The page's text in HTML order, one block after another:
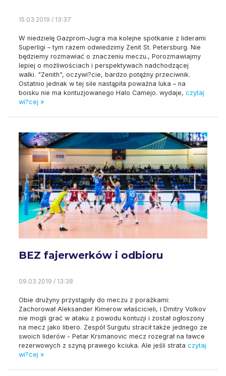
15.03.2019 / 13:37
W niedzielę Gazprom-Jugra ma kolejne spotkanie z liderami
Superligi – tym razem odwiedzimy Zenit St. Petersburg. Nie
będziemy rozmawiać o znaczeniu meczu., Porozmawiajmy
lepiej o możliwościach i perspektywach nadchodzącej
walki. "Zenith", oczywi?cie, bardzo potężny przeciwnik.
Ostatnio jednak w tej sile nastąpiła poważna luka – na
boisku nie ma kontuzjowanego Halo Camejo. wydaje, czytaj
wi?cej »
BEZ fajerwerków i odbioru
09.03.2019 / 13:38
Obie drużyny przystąpiły do ​​meczu z porażkami:
Zachorował Aleksander Kimerow właścicieli, i Dmitry Volkov
nie mogli grać w ataku z powodu kontuzji i został ogłoszony
na mecz jako libero. Zespół Surgutu stracił także jednego ze
swoich liderów - Petar Krsmanovic mecz rozegrał na ławce
rezerwowych z szyną prawego kciuka. Ale jeśli strata czytaj
wi?cej »